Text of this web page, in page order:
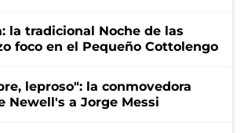
la tradicional Noche de las
foco en el Pequeño Cottolengo
leproso": la conmovedora
Newell's a Jorge Messi